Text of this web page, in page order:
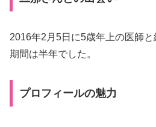
2016年2月5日に5歳年上の医師
期間は半年でした。
プロフィールの魅力